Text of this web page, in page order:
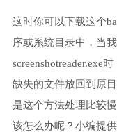
这时你可以下载这个
序或系统目录中，当
screenshotreader.exe
缺失的文件放回到原
是这个方法处理比较
该怎么办呢？小编提